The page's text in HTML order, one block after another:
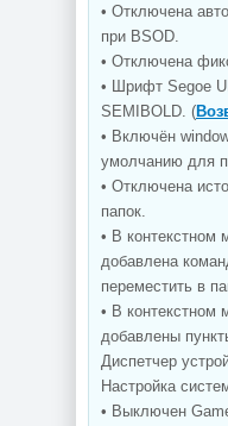
• Отключена
при BSOD.
• Отключена
• Шрифт Segoe
SEMIBOLD. (
• Включён
умолчанию для
• Отключена
папок.
• В контекстном
добавлена
переместить в
• В контекстном
добавлены
Диспетчер
Настройка
• Выключен